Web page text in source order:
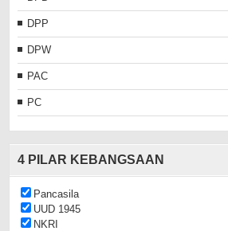
DPP
DPW
PAC
PC
4 PILAR KEBANGSAAN
Pancasila
UUD 1945
NKRI